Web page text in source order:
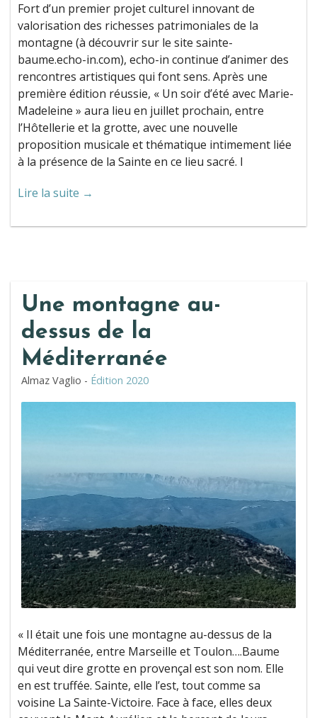
Fort d’un premier projet culturel innovant de
valorisation des richesses patrimoniales de la
montagne (à découvrir sur le site sainte-
baume.echo-in.com), echo-in continue d’animer des
rencontres artistiques qui font sens. Après une
première édition réussie, « Un soir d’été avec Marie-
Madeleine » aura lieu en juillet prochain, entre
l’Hôtellerie et la grotte, avec une nouvelle
proposition musicale et thématique intimement liée
à la présence de la Sainte en ce lieu sacré. I
Lire la suite →
Une montagne au-
dessus de la
Méditerranée
Almaz Vaglio - Édition 2020
« Il était une fois une montagne au-dessus de la
Méditerranée, entre Marseille et Toulon….Baume
qui veut dire grotte en provençal est son nom. Elle
en est truffée. Sainte, elle l’est, tout comme sa
voisine La Sainte-Victoire. Face à face, elles deux